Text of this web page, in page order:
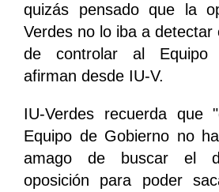
quizás pensado que la
Verdes no lo iba a detectar
de controlar al Equipo
afirman desde IU-V.
IU-Verdes recuerda que
Equipo de Gobierno no
amago de buscar el
oposición para poder